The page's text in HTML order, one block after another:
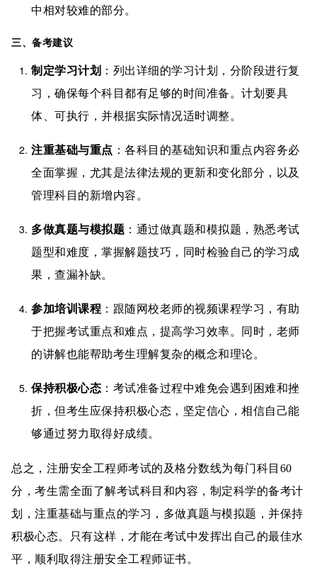
中相对较难的部分。
三、备考建议
制定学习计划 ：列出详细的学习计划，分阶段进行复
习，确保每个科目都有足够的时间准备。计划要具
体、可执行，并根据实际情况适时调整。
注重基础与重点 ：各科目的基础知识和重点内容务必
全面掌握，尤其是法律法规的更新和变化部分，以及
管理科目的新增内容。
多做真题与模拟题 ：通过做真题和模拟题，熟悉考试
题型和难度，掌握解题技巧，同时检验自己的学习成
果，查漏补缺。
参加培训课程 ：跟随网校老师的视频课程学习，有助
于把握考试重点和难点，提高学习效率。同时，老师
的讲解也能帮助考生理解复杂的概念和理论。
保持积极心态 ：考试准备过程中难免会遇到困难和挫
折，但考生应保持积极心态，坚定信心，相信自己能
够通过努力取得好成绩。
总之，注册安全工程师考试的及格分数线为每门科目60
分，考生需全面了解考试科目和内容，制定科学的备考计
划，注重基础与重点的学习，多做真题与模拟题，并保持
积极心态。只有这样，才能在考试中发挥出自己的最佳水
平，顺利取得注册安全工程师证书。